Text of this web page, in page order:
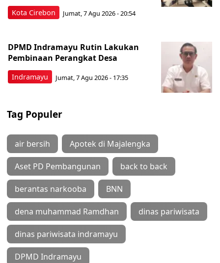
Kota Cirebon Jumat, 7 Agu 2026 - 20:54
Indramayu
DPMD Indramayu Rutin Lakukan
Pembinaan Perangkat Desa
Jumat, 7 Agu 2026 - 17:35
Tag Populer
air bersih Apotek di Majalengka
Aset PD Pembangunan back to back
berantas narkooba BNN
dena muhammad Ramdhan dinas pariwisata
dinas pariwisata indramayu
DPMD Indramayu